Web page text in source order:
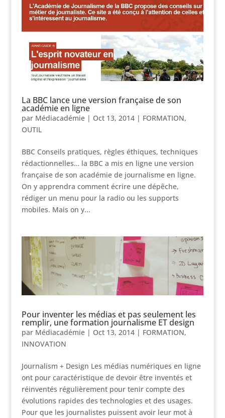
La BBC lance une version française de son
académie en ligne
par Médiacadémie| Oct 13, 2014| FORMATION,
OUTIL
BBC Conseils pratiques, règles éthiques, techniques
rédactionnelles… la BBC a mis en ligne une version
française de son académie de journalisme en ligne.
On y apprendra comment écrire une dépêche,
rédiger un menu pour la radio ou les supports
mobiles. Mais on y...
Pour inventer les médias et pas seulement les
remplir, une formation journalisme ET design
par Médiacadémie| Oct 13, 2014| FORMATION,
INNOVATION
Journalism + Design Les médias numériques en ligne
ont pour caractéristique de devoir être inventés et
réinventés régulièrement pour tenir compte des
évolutions rapides des technologies et des usages.
Pour que les journalistes puissent avoir leur mot à